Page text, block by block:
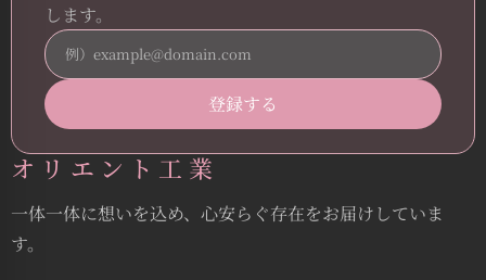
します。
オリエント工業
一体一体に想いを込め、心安らぐ存在をお届けしていま
す。